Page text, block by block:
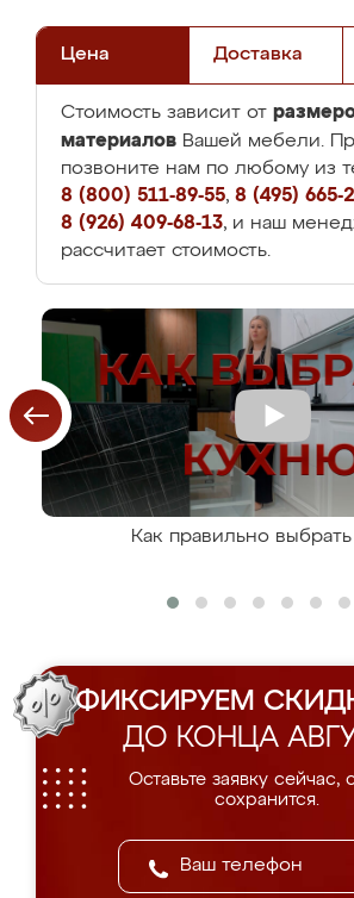
Цена Доставка
Стоимость зависит от
материалов Вашей мебели.
позвоните нам по любому из
8 (800) 511-89-55, 8 (495) 665-
8 (926) 409-68-13, и наш
рассчитает стоимость.
Как правильно
ФИКСИРУЕМ
ДО КОНЦА
Оставьте заявку сейчас,
сохранится.